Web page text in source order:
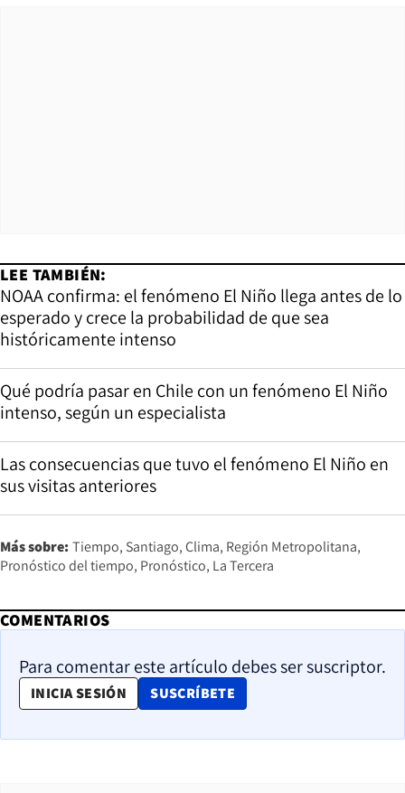
LEE TAMBIÉN:
NOAA confirma: el fenómeno El Niño llega antes de lo
esperado y crece la probabilidad de que sea
históricamente intenso
Qué podría pasar en Chile con un fenómeno El Niño
intenso, según un especialista
Las consecuencias que tuvo el fenómeno El Niño en
sus visitas anteriores
Más sobre: Tiempo Santiago Clima Región Metropolitana
Pronóstico del tiempo Pronóstico La Tercera
COMENTARIOS
Para comentar este artículo debes ser suscriptor.
INICIA SESIÓN SUSCRÍBETE
OPENS IN NEW WINDOW